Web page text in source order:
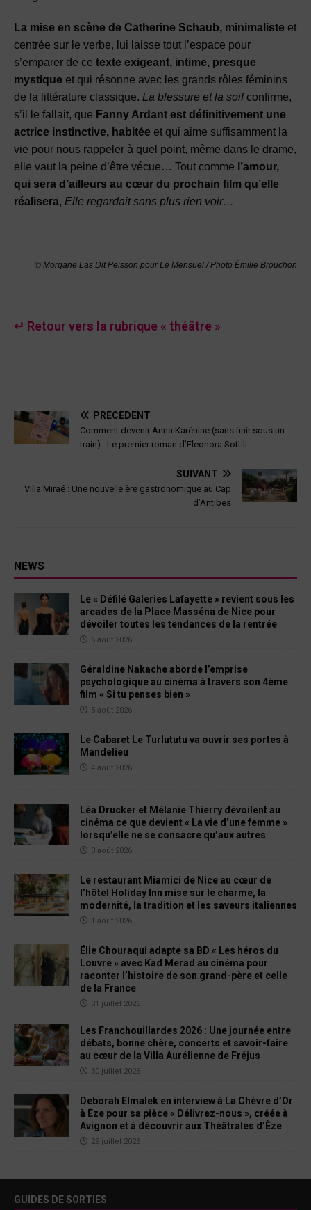
La mise en scène de Catherine Schaub, minimaliste et
centrée sur le verbe, lui laisse tout l’espace pour
s’emparer de ce texte exigeant, intime, presque
mystique et qui résonne avec les grands rôles féminins
de la littérature classique. La blessure et la soifconfirme,
s’il le fallait, que Fanny Ardant est définitivement une
actrice instinctive, habitée et qui aime suffisamment la
vie pour nous rappeler à quel point, même dans le drame,
elle vaut la peine d’être vécue… Tout comme l’amour,
qui sera d’ailleurs au cœur du prochain film qu’elle
réalisera, Elle regardait sans plus rien voir…
© Morgane Las Dit Peisson pour Le Mensuel /Photo Émilie Brouchon
↵ Retour vers la rubrique « théâtre »
PRÉCÉDENT
Comment devenir Anna Karénine (sans finir sous un
train) : Le premier roman d’Eleonora Sottili
SUIVANT
Villa Miraé : Une nouvelle ère gastronomique au Cap
d’Antibes
NEWS
Le « Défilé Galeries Lafayette » revient sous les
arcades de la Place Masséna de Nice pour
dévoiler toutes les tendances de la rentrée
6 août 2026
Géraldine Nakache aborde l’emprise
psychologique au cinéma à travers son 4ème
film « Si tu penses bien »
5 août 2026
Le Cabaret Le Turlututu va ouvrir ses portes à
Mandelieu
4 août 2026
Léa Drucker et Mélanie Thierry dévoilent au
cinéma ce que devient « La vie d’une femme »
lorsqu’elle ne se consacre qu’aux autres
3 août 2026
Le restaurant Miamici de Nice au cœur de
l’hôtel Holiday Inn mise sur le charme, la
modernité, la tradition et les saveurs italiennes
1 août 2026
Élie Chouraqui adapte sa BD « Les héros du
Louvre » avec Kad Merad au cinéma pour
raconter l’histoire de son grand-père et celle
de la France
31 juillet 2026
Les Franchouillardes 2026 : Une journée entre
débats, bonne chère, concerts et savoir-faire
au cœur de la Villa Aurélienne de Fréjus
30 juillet 2026
Deborah Elmalek en interview à La Chèvre d’Or
à Èze pour sa pièce « Délivrez-nous », créée à
Avignon et à découvrir aux Théâtrales d’Èze
29 juillet 2026
GUIDES DE SORTIES